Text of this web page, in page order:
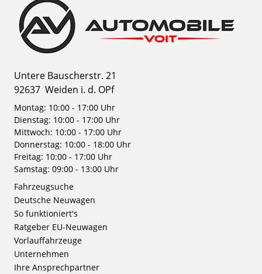
Untere Bauscherstr. 21
92637 Weiden i. d. OPf
Montag: 10:00 - 17:00 Uhr
Dienstag: 10:00 - 17:00 Uhr
Mittwoch: 10:00 - 17:00 Uhr
Donnerstag: 10:00 - 18:00 Uhr
Freitag: 10:00 - 17:00 Uhr
Samstag: 09:00 - 13:00 Uhr
Fahrzeugsuche
Deutsche Neuwagen
So funktioniert's
Ratgeber EU-Neuwagen
Vorlauffahrzeuge
Unternehmen
Ihre Ansprechpartner